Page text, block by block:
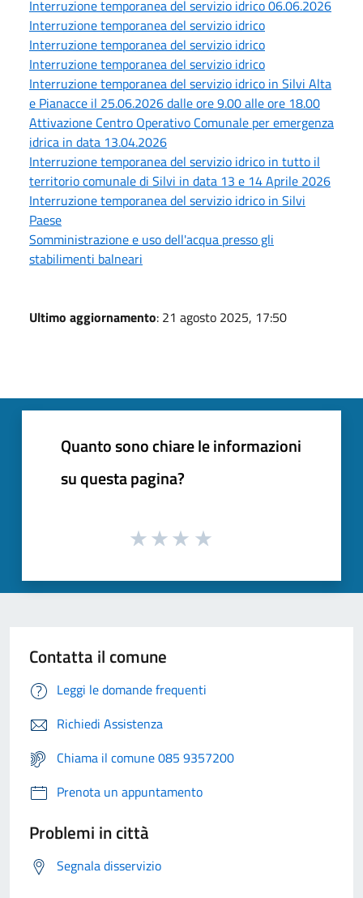
Interruzione temporanea del servizio idrico 06.06.2026
Interruzione temporanea del servizio idrico
Interruzione temporanea del servizio idrico
Interruzione temporanea del servizio idrico
Interruzione temporanea del servizio idrico in Silvi Alta
e Pianacce il 25.06.2026 dalle ore 9.00 alle ore 18.00
Attivazione Centro Operativo Comunale per emergenza
idrica in data 13.04.2026
Interruzione temporanea del servizio idrico in tutto il
territorio comunale di Silvi in data 13 e 14 Aprile 2026
Interruzione temporanea del servizio idrico in Silvi
Paese
Somministrazione e uso dell'acqua presso gli
stabilimenti balneari
Ultimo aggiornamento: 21 agosto 2025, 17:50
Quanto sono chiare le informazioni
su questa pagina?
Contatta il comune
Leggi le domande frequenti
Richiedi Assistenza
Chiama il comune 085 9357200
Prenota un appuntamento
Problemi in città
Segnala disservizio